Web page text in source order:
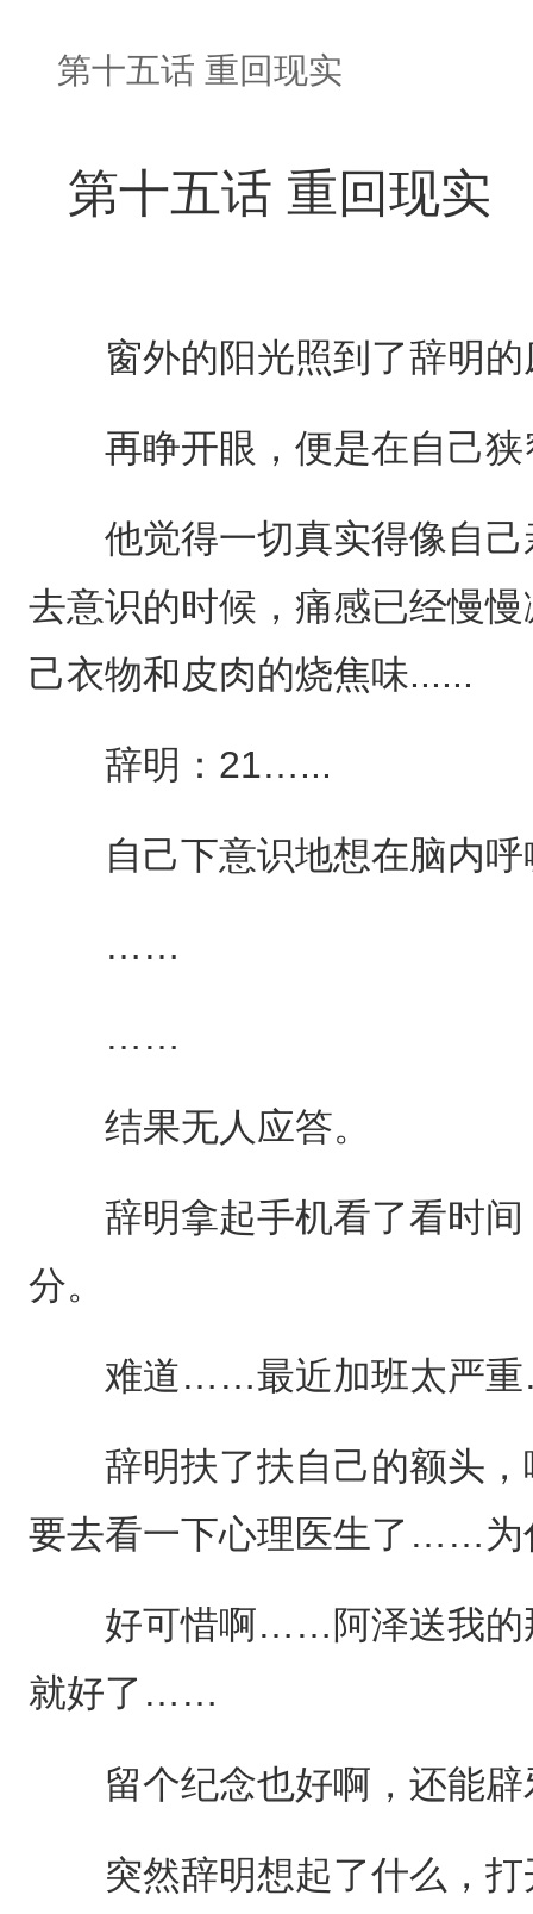
第十五话 重回现实
第十五话 重回现实
窗外的阳光照到了辞明的
再睁开眼，便是在自己狭
他觉得一切真实得像自己
去意识的时候，痛感已经慢
己衣物和皮肉的烧焦味......
辞明：21…...
自己下意识地想在脑内呼
……
……
结果无人应答。
辞明拿起手机看了看时间
分。
难道……最近加班太严重
辞明扶了扶自己的额头，
要去看一下心理医生了……为
好可惜啊……阿泽送我的
就好了……
留个纪念也好啊，还能辟
突然辞明想起了什么，打